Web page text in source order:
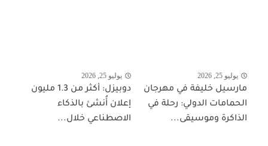
يوليو 25, 2026
مارسيل خليفة في مهرجان
الحمامات الدولي: رحلة في
الذاكرة وموسيقى...
يوليو 25, 2026
دوبيزل: أكثر من 1.3 مليون
إعلان أُنشئ بالذكاء
الاصطناعي خلال...